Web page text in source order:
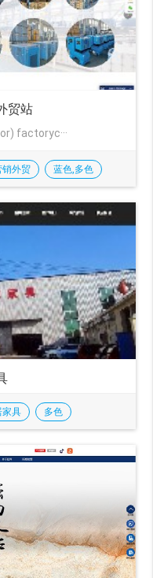
贸站
factoryc···
销外贸 蓝色,多色
家具 多色